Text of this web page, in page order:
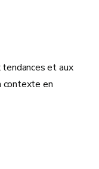
tendances et aux
contexte en